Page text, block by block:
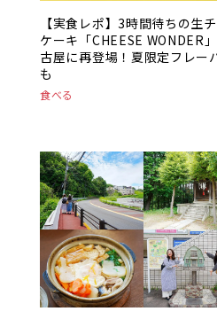
【実食レポ】3時間待ちの生
ケーキ「CHEESE WONDER
古屋に再登場！夏限定フレー
も
食べる